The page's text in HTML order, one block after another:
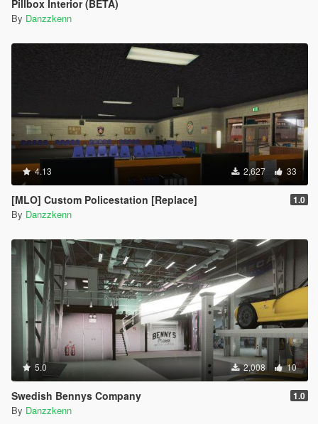
Pillbox Interior (BETA)
By Danzzkenn
4.13 2,627 33
[MLO] Custom Policestation [Replace] 1.0
By Danzzkenn
5.0 2,008 10
Swedish Bennys Company 1.0
By Danzzkenn